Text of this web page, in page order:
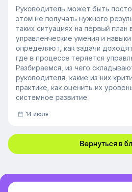
Руководитель может быть
этом не получать нужного
таких ситуациях на первый план
управленческие умения и
определяют, как задачи
где в процессе теряется
Разбираемся, из чего
руководителя, какие из них
практике, как оценить их
системное развитие.
14 июля
Вернуться в